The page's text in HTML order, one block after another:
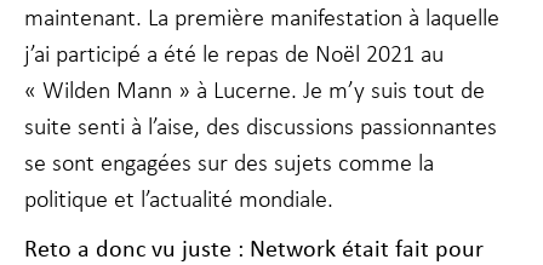
maintenant. La première manifestation à laquelle
j’ai participé a été le repas de Noël 2021 au
« Wilden Mann » à Lucerne. Je m’y suis tout de
suite senti à l’aise, des discussions passionnantes
se sont engagées sur des sujets comme la
politique et l’actualité mondiale.
Reto a donc vu juste : Network était fait pour
fonctionnalités
disparaîtront
du site Web.
Marketing
En partageant
votre intérêt
comportement